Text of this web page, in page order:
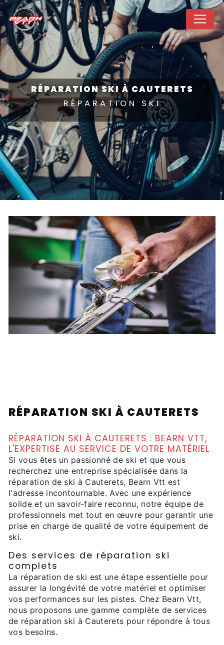
RÉPARATION SKI À CAUTERETS
RÉPARATION SKI
RÉPARATION SKI À CAUTERETS
RÉPARATION SKI À CAUTERETS : BEARN VTT,
L'EXPERTISE AU SERVICE DE VOTRE MATÉRIEL
Si vous êtes un passionné de ski et que vous
recherchez une entreprise spécialisée dans la
réparation de ski à Cauterets, Bearn Vtt est
l'adresse incontournable. Avec une expérience
solide et un savoir-faire reconnu, notre équipe de
professionnels met tout en œuvre pour garantir une
prise en charge de qualité de votre équipement de
ski.
Des services de réparation ski
complets
La réparation de ski est une étape essentielle pour
assurer la longévité de votre matériel et optimiser
vos performances sur les pistes. Chez Bearn Vtt,
nous proposons une gamme complète de services
de réparation ski à Cauterets pour répondre à tous
vos besoins.
Panneau de gestion des cookies